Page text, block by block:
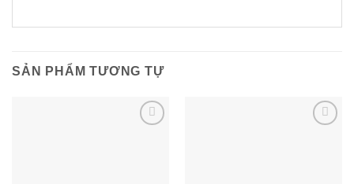
SẢN PHẨM TƯƠNG TỰ